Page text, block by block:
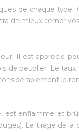
de chaque
de mieux cerner
Il est apprécié
de peuplier. Le
le
est enflammé et
Le tirage de